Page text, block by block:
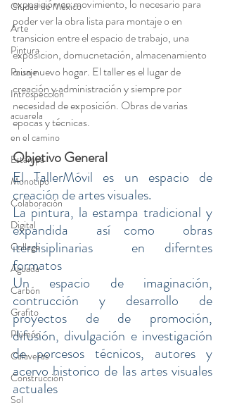
Ciudad de México
Arte
Pintura
Paisaje
Introspección
acuarela
en el camino
Estampa
Monotipo
Colaboración
Digital
Collage
Aguada
Carbón
Grafito
Plumón
Calaveras
Construcción
Sol
exposición en movimiento, lo necesario para
poder ver la obra lista para montaje o en
transicion entre el espacio de trabajo, una
exposicion, domucnetación, almacenamiento
o un nuevo hogar. El taller es el lugar de
creación y administración y siempre por
necesidad de exposición. Obras de varias
epocas y técnicas.
Objetivo General
El TallerMóvil es un espacio de
creación de artes visuales.
La pintura, la estampa tradicional y
expandida  así como  obras
iterdisiplinarias  en diferntes
formatos
Un espacio de imaginación,
contrucción y desarrollo de
proyectos de de promoción,
difusión, divulgación e investigación
de porcesos técnicos, autores y
acervo historico de las artes visuales
actuales